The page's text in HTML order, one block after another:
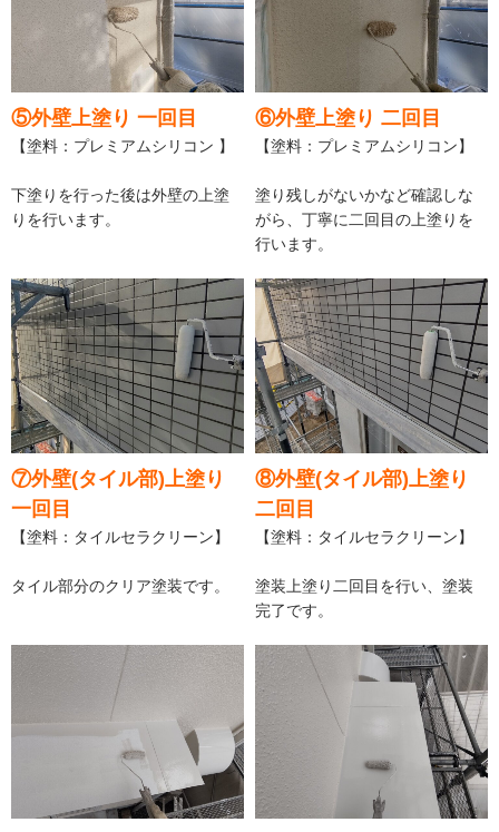
⑤外壁上塗り 一回目
【塗料：プレミアムシリコン 】
下塗りを行った後は外壁の上塗
りを行います。
⑥外壁上塗り 二回目
【塗料：プレミアムシリコン】
塗り残しがないかなど確認しな
がら、丁寧に二回目の上塗りを
行います。
⑦外壁(タイル部)上塗り
一回目
【塗料：タイルセラクリーン】
タイル部分のクリア塗装です。
⑧外壁(タイル部)上塗り
二回目
【塗料：タイルセラクリーン】
塗装上塗り二回目を行い、塗装
完了です。